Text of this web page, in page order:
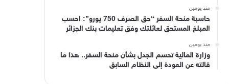
منذ يومين
حاسبة منحة السفر “حق الصرف 750 يورو”: احسب
المبلغ المستحق لعائلتك وفق تعليمات بنك الجزائر
منذ يومين
وزارة المالية تحسم الجدل بشأن منحة السفر.. هذا ما
قالته عن العودة إلى النظام السابق